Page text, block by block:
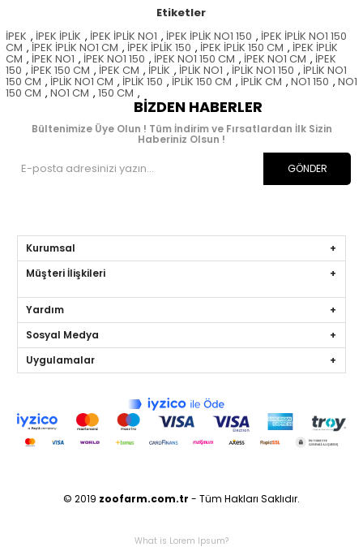
Etiketler
İPEK , İPEK İPLİK , İPEK İPLİK NO1 , İPEK İPLİK NO1 150 , İPEK İPLİK NO1 150
CM , İPEK İPLİK NO1 CM , İPEK İPLİK 150 , İPEK İPLİK 150 CM , İPEK İPLİK
CM , İPEK NO1 , İPEK NO1 150 , İPEK NO1 150 CM , İPEK NO1 CM , İPEK
150 , İPEK 150 CM , İPEK CM , İPLİK , İPLİK NO1 , İPLİK NO1 150 , İPLİK NO1
150 CM , İPLİK NO1 CM , İPLİK 150 , İPLİK 150 CM , İPLİK CM , NO1 150 , NO1
150 CM , NO1 CM , 150 CM ,
BIZDEN HABERLER
Bültenimize Üye Olun ! Tüm İndirim ve Fırsatlardan İlk Sizin
Haberiniz Olsun !
GÖNDER
Kurumsal
Müşteri İlişkileri
Yardım
Sosyal Medya
Uygulamalar
© 2019 zoofarm.com.tr - Tüm Hakları Saklıdır.
What is Lorem Ipsum?